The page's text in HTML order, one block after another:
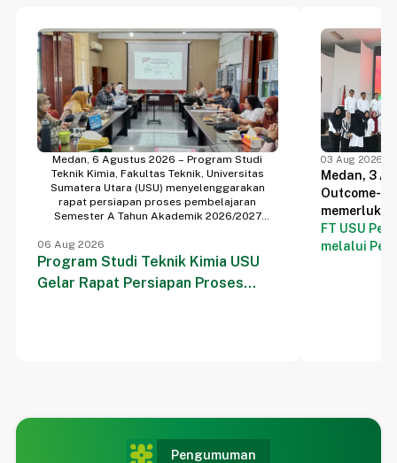
06 Aug 2026
Program Studi Teknik Kimia USU
Gelar Rapat Persiapan Proses
Medan, 6 Agustus 2026 – Program Studi
Teknik Kimia, Fakultas Teknik, Universitas
Sumatera Utara (USU) menyelenggarakan
rapat persiapan proses pembelajaran
Semester A Tahun Akademik 2026/2027
kesiapan penyelenggaraan kegiatan akademik
pada semester yang akan datang. Kegiatan ini
dihadiri oleh pimpinan program studi dan
seluruh dosen Program Studi Teknik Kimia
03 Aug 2026
FT USU
melalui
Medan, 3
Outcome-
dan
sistematis.
Pengumuman